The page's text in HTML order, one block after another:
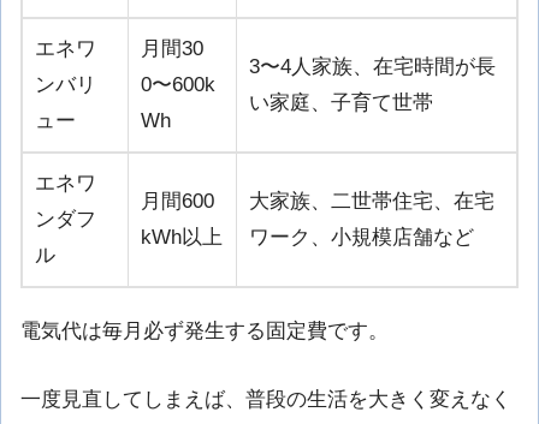
エネワ
ンバリ
ュー
月間30
0〜600k
Wh
3〜4人家族、在宅時間が長
い家庭、子育て世帯
エネワ
ンダフ
ル
月間600
kWh以上
大家族、二世帯住宅、在宅
ワーク、小規模店舗など
電気代は毎月必ず発生する固定費です。
一度見直してしまえば、普段の生活を大きく変えなく